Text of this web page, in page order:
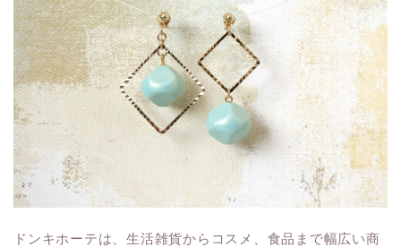
ドンキホーテは、生活雑貨からコスメ、食品まで幅広い商